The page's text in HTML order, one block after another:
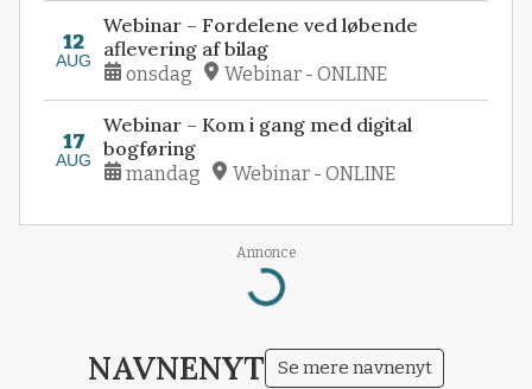
12
AUG
Webinar – Fordelene ved løbende
aflevering af bilag
onsdag Webinar - ONLINE
17
AUG
Webinar – Kom i gang med digital
bogføring
mandag Webinar - ONLINE
Annonce
Loading...
NAVNENYT Se mere navnenyt